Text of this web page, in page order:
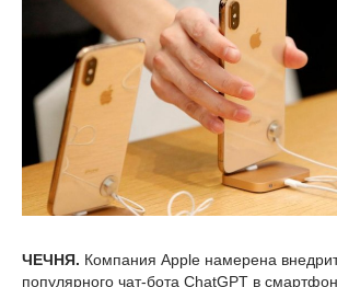
ЧЕЧНЯ. Компания Apple намерена
популярного чат-бота ChatGPT в